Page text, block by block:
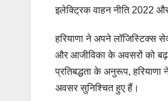
इलेक्ट्रिक वाहन नीति 2022
हरियाणा ने अपने लॉजिस्टिक्स
और आजीविका के अवसरों को
प्रतिबद्धता के अनुरूप, हरियाणा
अवसर सुनिश्चित हुए हैं।